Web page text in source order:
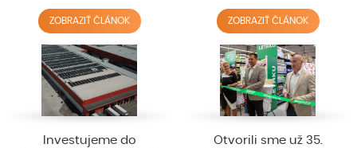
ZOBRAZIŤ ČLÁNOK ZOBRAZIŤ ČLÁNOK
Investujeme do
Otvorili sme už 35.